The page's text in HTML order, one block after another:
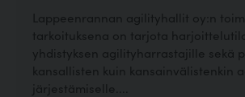
Lappeenrannan agilityhallit oy:n
tarkoituksena on tarjota
yhdistyksen agilityharrastajille sekä
kansallisten kuin kansainvälistenkin
järjestämiselle....